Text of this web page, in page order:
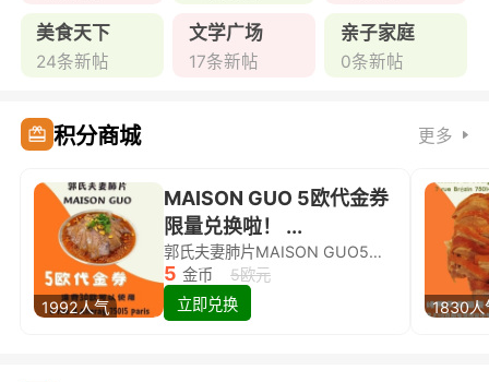
美食天下
24条新帖
文学广场
17条新帖
亲子家庭
0条新帖
积分商城 更多
1992人气
MAISON GUO 5欧代金券
限量兑换啦！ ...
郭氏夫妻肺片MAISON GUO5欧代金券限量兑换啦！
5 金币
5欧元
立即兑换
1830人